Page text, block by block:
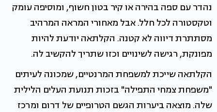
נהדר עם ספה בהירה או קיר בטון חשוף, ומוסיפה עומק
וטקסטורה לכל חלל. אבל מאחורי המראה המרהיב
מסתתרת דיווה לא קטנה. הקלתאה יודעת להיות
מפונקת, רגישה לשינויים וכזו שתריך להקשיב לה.
הקלתאה שייכת למשפחת המרנטיים, שמכונה לעיתים
"משפחת צמחי התפילה" בזכות תנועת העלים הלילית
שלה. מוצאה ביערות הגשם הטרופיים של דרום ומרכז